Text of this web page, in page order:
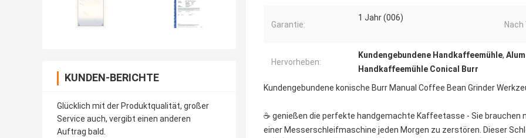
KUNDEN-BERICHTE
Glücklich mit der Produktqualität, großer
Service auch, vergibt einen anderen
Auftrag bald.
Garantie:
1 Jahr (006)
Hervorheben:
Kundengebundene Handkaffeemühle,
Handkaffeemühle Conical Burr
Kundengebundene konische Burr Manual Coffee Bean Grinder
☕ genießen die perfekte handgemachte Kaffeetasse - Sie
einer Messerschleifmaschine jeden Morgen zu zerstören. Dieser